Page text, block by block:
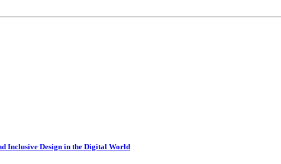
Inclusive Design in the Digital World